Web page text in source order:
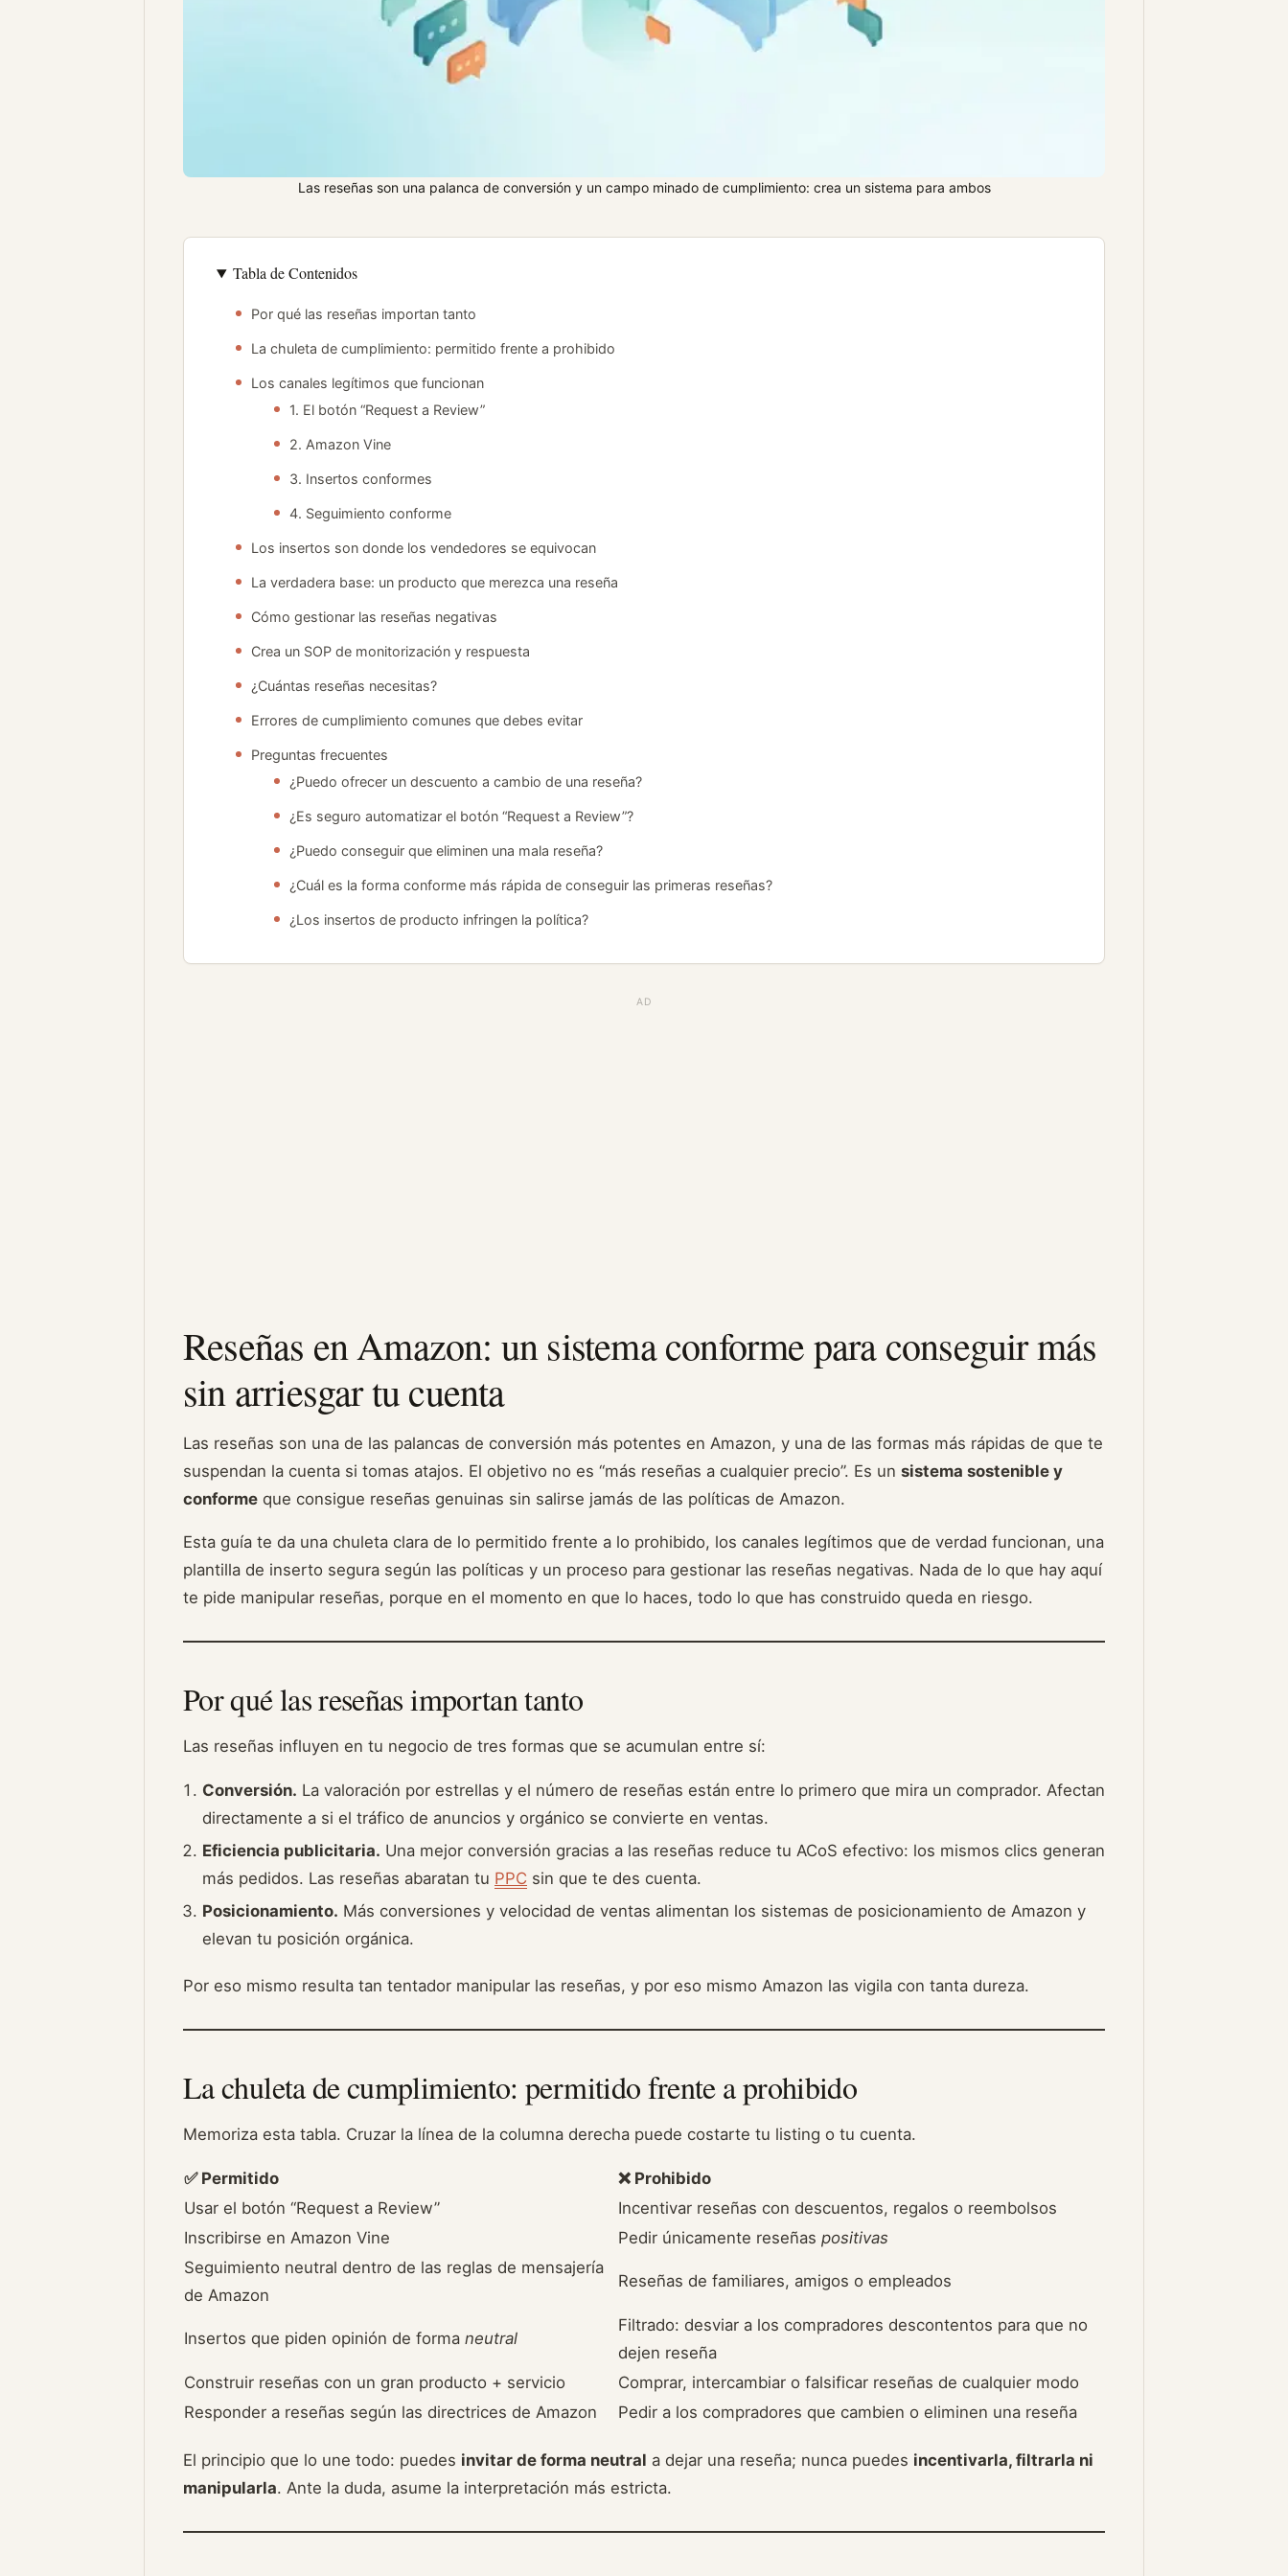
Las reseñas son una palanca de conversión y un campo minado de cumplimiento: crea un sistema para ambos
Tabla de Contenidos
Por qué las reseñas importan tanto
La chuleta de cumplimiento: permitido frente a prohibido
Los canales legítimos que funcionan
1. El botón “Request a Review”
2. Amazon Vine
3. Insertos conformes
4. Seguimiento conforme
Los insertos son donde los vendedores se equivocan
La verdadera base: un producto que merezca una reseña
Cómo gestionar las reseñas negativas
Crea un SOP de monitorización y respuesta
¿Cuántas reseñas necesitas?
Errores de cumplimiento comunes que debes evitar
Preguntas frecuentes
¿Puedo ofrecer un descuento a cambio de una reseña?
¿Es seguro automatizar el botón “Request a Review”?
¿Puedo conseguir que eliminen una mala reseña?
¿Cuál es la forma conforme más rápida de conseguir las primeras reseñas?
¿Los insertos de producto infringen la política?
Reseñas en Amazon: un sistema conforme para conseguir más
sin arriesgar tu cuenta
Las reseñas son una de las palancas de conversión más potentes en Amazon, y una de las formas más rápidas de que te
suspendan la cuenta si tomas atajos. El objetivo no es “más reseñas a cualquier precio”. Es un sistema sostenible y
conforme que consigue reseñas genuinas sin salirse jamás de las políticas de Amazon.
Esta guía te da una chuleta clara de lo permitido frente a lo prohibido, los canales legítimos que de verdad funcionan, una
plantilla de inserto segura según las políticas y un proceso para gestionar las reseñas negativas. Nada de lo que hay aquí
te pide manipular reseñas, porque en el momento en que lo haces, todo lo que has construido queda en riesgo.
Por qué las reseñas importan tanto
Las reseñas influyen en tu negocio de tres formas que se acumulan entre sí:
Conversión. La valoración por estrellas y el número de reseñas están entre lo primero que mira un comprador. Afectan
directamente a si el tráfico de anuncios y orgánico se convierte en ventas.
Eficiencia publicitaria. Una mejor conversión gracias a las reseñas reduce tu ACoS efectivo: los mismos clics generan
más pedidos. Las reseñas abaratan tu PPC sin que te des cuenta.
Posicionamiento. Más conversiones y velocidad de ventas alimentan los sistemas de posicionamiento de Amazon y
elevan tu posición orgánica.
Por eso mismo resulta tan tentador manipular las reseñas, y por eso mismo Amazon las vigila con tanta dureza.
La chuleta de cumplimiento: permitido frente a prohibido
Memoriza esta tabla. Cruzar la línea de la columna derecha puede costarte tu listing o tu cuenta.
✅ Permitido
❌ Prohibido
Usar el botón “Request a Review”
Incentivar reseñas con descuentos, regalos o reembolsos
Inscribirse en Amazon Vine
Pedir únicamente reseñas positivas
Seguimiento neutral dentro de las reglas de mensajería
de Amazon
Reseñas de familiares, amigos o empleados
Insertos que piden opinión de forma neutral
Filtrado: desviar a los compradores descontentos para que no
dejen reseña
Construir reseñas con un gran producto + servicio
Comprar, intercambiar o falsificar reseñas de cualquier modo
Responder a reseñas según las directrices de Amazon
Pedir a los compradores que cambien o eliminen una reseña
El principio que lo une todo: puedes invitar de forma neutral a dejar una reseña; nunca puedes incentivarla, filtrarla ni
manipularla. Ante la duda, asume la interpretación más estricta.